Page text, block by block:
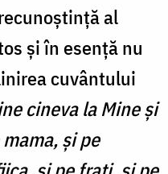
al
și în esență nu
cuvântului
cineva la Mine și
și pe